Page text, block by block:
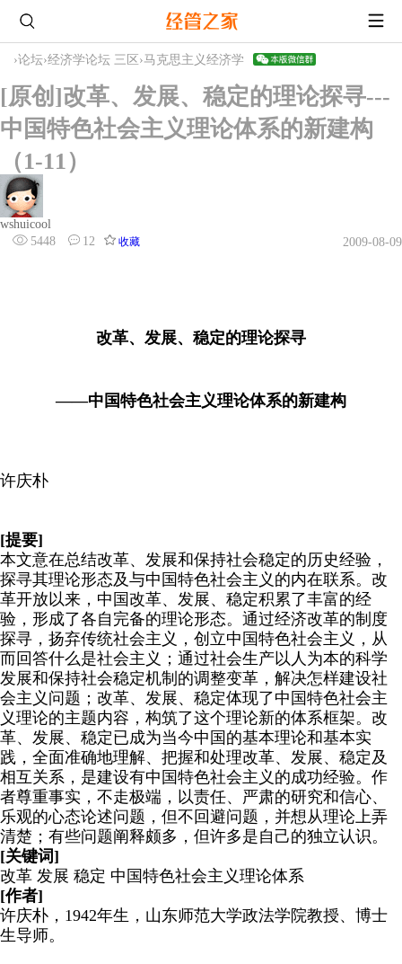
›论坛›经济学论坛 三区 ›马克思主义经济学
[原创]改革、发展、稳定的理论探寻---
中国特色社会主义理论体系的新建构
（1-11）
wshuicool
5448
12 收藏 2009-08-09
改革、发展、稳定的理论探寻
——中国特色社会主义理论体系的新建构
许庆朴
[提要]
本文意在总结改革、发展和保持社会稳定的历史经验，
探寻其理论形态及与中国特色社会主义的内在联系。改
革开放以来，中国改革、发展、稳定积累了丰富的经
验，形成了各自完备的理论形态。通过经济改革的制度
探寻，扬弃传统社会主义，创立中国特色社会主义，从
而回答什么是社会主义；通过社会生产以人为本的科学
发展和保持社会稳定机制的调整变革，解决怎样建设社
会主义问题；改革、发展、稳定体现了中国特色社会主
义理论的主题内容，构筑了这个理论新的体系框架。改
革、发展、稳定已成为当今中国的基本理论和基本实
践，全面准确地理解、把握和处理改革、发展、稳定及
相互关系，是建设有中国特色社会主义的成功经验。作
者尊重事实，不走极端，以责任、严肃的研究和信心、
乐观的心态论述问题，但不回避问题，并想从理论上弄
清楚；有些问题阐释颇多，但许多是自己的独立认识。
[关键词]
改革 发展 稳定 中国特色社会主义理论体系
[作者]
许庆朴，1942年生，山东师范大学政法学院教授、博士
生导师。